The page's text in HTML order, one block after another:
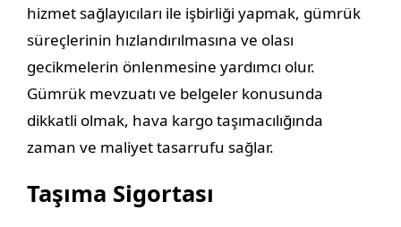
hizmet sağlayıcıları ile işbirliği yapmak, gümrük
süreçlerinin hızlandırılmasına ve olası
gecikmelerin önlenmesine yardımcı olur.
Gümrük mevzuatı ve belgeler konusunda
dikkatli olmak, hava kargo taşımacılığında
zaman ve maliyet tasarrufu sağlar.
Taşıma Sigortası